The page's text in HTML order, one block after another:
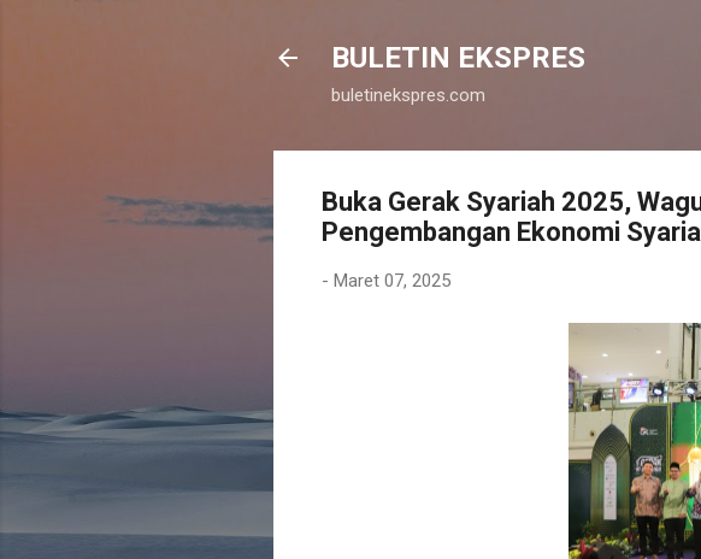
BULETIN EKSPRES
buletinekspres.com
Buka Gerak Syariah 2025,
Pengembangan Ekonomi
- Maret 07, 2025